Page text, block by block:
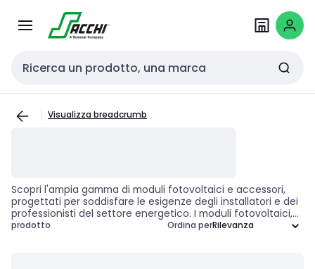
navigazionecontenuto
Cerca input
Visualizza breadcrumb
Scopri l'ampia gamma di moduli fotovoltaici e accessori,
progettati per soddisfare le esigenze degli installatori e dei
professionisti del settore energetico. I moduli fotovoltaici,
realizzati con tecnologie all'avanguardia, garantiscono
prodotto Ordina per